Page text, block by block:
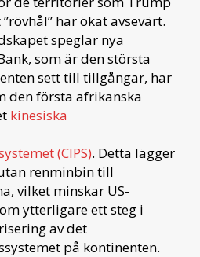
har ökat avsevärt.
speglar nya
som är den största
sett till tillgångar, har
den första afrikanska
kinesiska
(CIPS). Detta lägger
renminbin till
vilket minskar US-
ytterligare ett steg i
av det
på kontinenten.